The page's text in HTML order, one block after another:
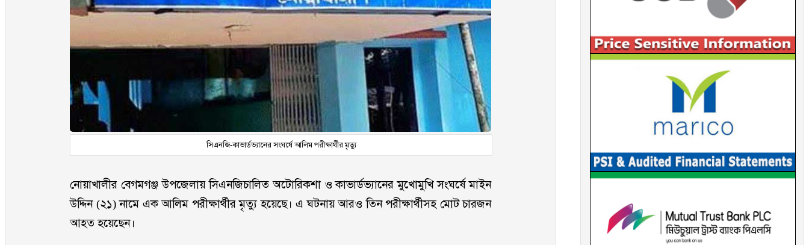
সিএনজি-কাভার্ডভ্যানের সংঘর্ষে আলিম পরীক্ষার্থীর মৃত্যু
নোয়াখালীর বেগমগঞ্জ উপজেলায় সিএনজিচালিত অটোরিকশা ও কাভার্ডভ্যানের মুখোমুখি সংঘর্ষে মাইন
উদ্দিন (২১) নামে এক আলিম পরীক্ষার্থীর মৃত্যু হয়েছে। এ ঘটনায় আরও তিন পরীক্ষার্থীসহ মোট চারজন
আহত হয়েছেন।